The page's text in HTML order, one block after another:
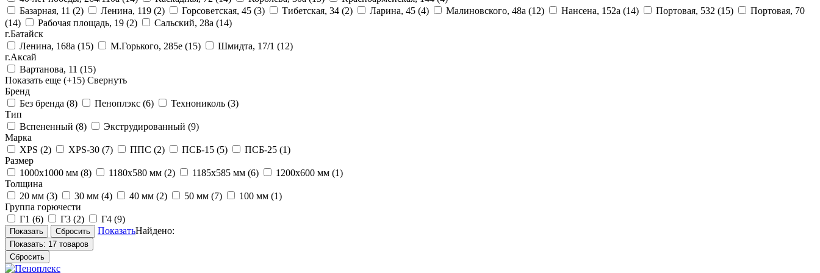
Базарная, 11 (2) Ленина, 119 (2) Горсоветская, 45 (3) Тибетская, 34 (2) Ларина, 45 (4) Малиновского, 48а (12) Нансена, 152а (14) Портовая, 532 (15)
Портовая, 70
(14)
Рабочая площадь, 19 (2) Сальский, 28a (14)
г.Батайск
Ленина, 168а (15) М.Горького, 285е (15) Шмидта, 17/1 (12)
г.Аксай
Вартанова, 11 (15)
Показать еще (+15) Свернуть
Бренд
Без бренда (8) Пеноплэкс (6) Технониколь (3)
Тип
Вспененный (8) Экструдированный (9)
Марка
XPS (2) XPS-30 (7) ППС (2) ПСБ-15 (5) ПСБ-25 (1)
Размер
1000х1000 мм (8) 1180х580 мм (2) 1185х585 мм (6) 1200х600 мм (1)
Толщина
20 мм (3) 30 мм (4) 40 мм (2) 50 мм (7) 100 мм (1)
Группа горючести
Г1 (6) Г3 (2) Г4 (9)
ПоказатьНайдено:
Показать: 17 товаров
Сбросить